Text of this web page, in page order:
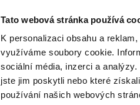
Tato webová stránka používá
K personalizaci obsahu a
využíváme soubory cookie.
sociální média, inzerci a
jste jim poskytli nebo které
používání našich webových